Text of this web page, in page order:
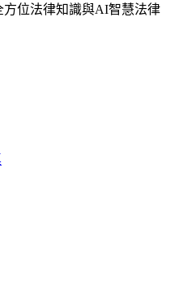
位法律知識與AI智慧法律